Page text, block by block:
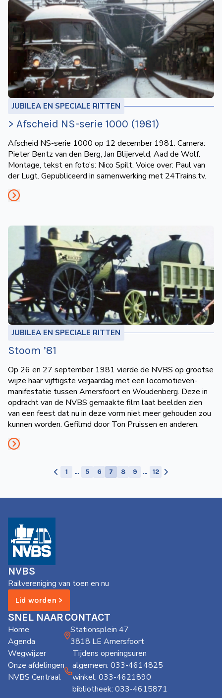
JUBILEA EN SPECIALE RITTEN
> Afscheid NS-serie 1000 (1981)
Afscheid NS-serie 1000 op 12 december 1981. Camera:
Pieter Bentz van den Berg, Jan Blijerveld, Aad de Wolf.
Montage, tekst en foto’s: Nico Spilt. Voice over: Paul van
der Lugt. Gepubliceerd in samenwerking met 24Trains.tv.
JUBILEA EN SPECIALE RITTEN
Stoom ’81
Op 26 en 27 september 1981 vierde de NVBS op grootse
wijze haar vijftigste verjaardag met een locomotieven­
manifestatie tussen Amersfoort en Woudenberg. Deze in
opdracht van de NVBS gemaakte film laat beelden zien
van een feest dat nu in deze vorm niet meer gehouden zou
kunnen worden. Gefilmd door Ton Pruissen en anderen.
1 … 5 6 7 8 9 … 12
NVBS
Railvereniging van toen en nu
Lid worden >
SNEL NAAR
Home
Agenda
Wegwijzer
Onze afdelingen
NVBS Centraal
CONTACT
Stationsplein 47
3818 LE Amersfoort
Tijdens openingsuren
algemeen: 033-4614825
winkel: 033-4621890
bibliotheek: 033-4615871